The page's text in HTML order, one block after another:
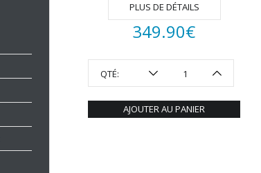
PLUS DE DÉTAILS
349.90€
QTÉ:
AJOUTER AU PANIER